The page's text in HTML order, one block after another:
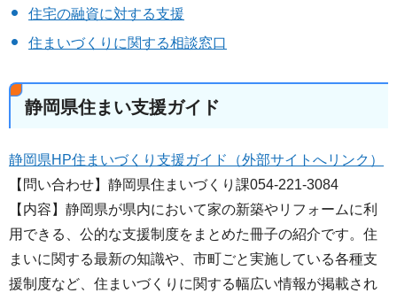
住宅の融資に対する支援
住まいづくりに関する相談窓口
静岡県住まい支援ガイド
静岡県HP住まいづくり支援ガイド（外部サイトへリンク）
【問い合わせ】静岡県住まいづくり課054-221-3084
【内容】静岡県が県内において家の新築やリフォームに利
用できる、公的な支援制度をまとめた冊子の紹介です。住
まいに関する最新の知識や、市町ごと実施している各種支
援制度など、住まいづくりに関する幅広い情報が掲載され